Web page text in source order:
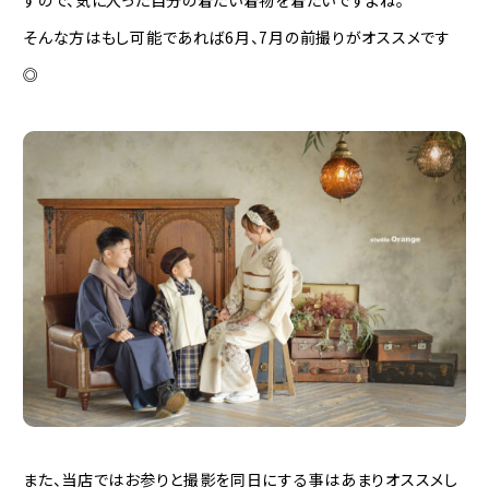
そんな方はもし可能であれば6月、7月の前撮りがオススメです
◎
また、当店ではお参りと撮影を同日にする事はあまりオススメし